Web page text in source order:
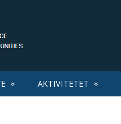
AKTIVITETET